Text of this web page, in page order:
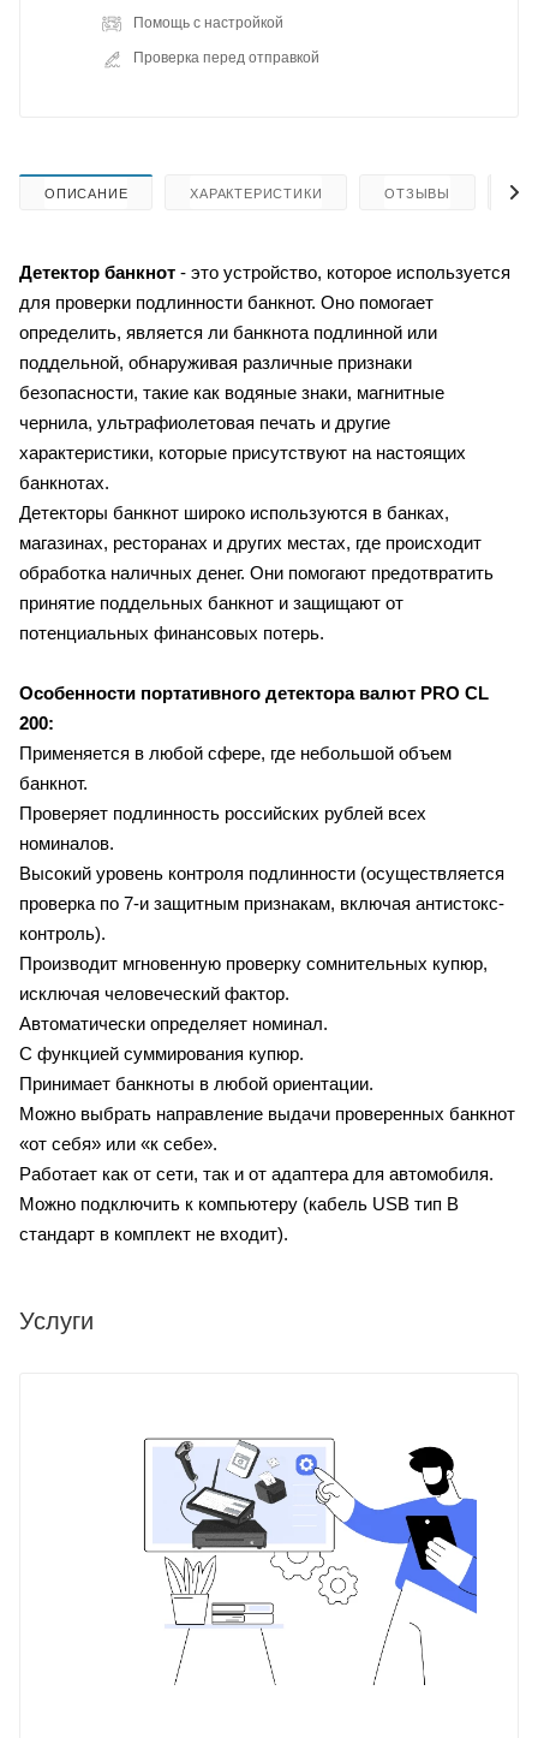
Помощь с настройкой
Проверка перед отправкой
ОПИСАНИЕ ХАРАКТЕРИСТИКИ ОТЗЫВЫ
Детектор банкнот - это устройство, которое используется
для проверки подлинности банкнот. Оно помогает
определить, является ли банкнота подлинной или
поддельной, обнаруживая различные признаки
безопасности, такие как водяные знаки, магнитные
чернила, ультрафиолетовая печать и другие
характеристики, которые присутствуют на настоящих
банкнотах.
Детекторы банкнот широко используются в банках,
магазинах, ресторанах и других местах, где происходит
обработка наличных денег. Они помогают предотвратить
принятие поддельных банкнот и защищают от
потенциальных финансовых потерь.
Особенности портативного детектора валют PRO CL
200:
Применяется в любой сфере, где небольшой объем
банкнот.
Проверяет подлинность российских рублей всех
номиналов.
Высокий уровень контроля подлинности (осуществляется
проверка по 7-и защитным признакам, включая антистокс-
контроль).
Производит мгновенную проверку сомнительных купюр,
исключая человеческий фактор.
Автоматически определяет номинал.
С функцией суммирования купюр.
Принимает банкноты в любой ориентации.
Можно выбрать направление выдачи проверенных банкнот
«от себя» или «к себе».
Работает как от сети, так и от адаптера для автомобиля.
Можно подключить к компьютеру (кабель USB тип B
стандарт в комплект не входит).
Услуги